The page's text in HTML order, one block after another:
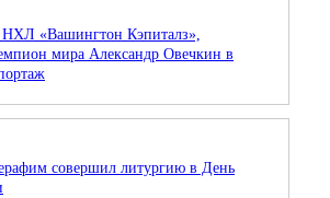
НХЛ «Вашингтон Кэпиталз»,
мира Александр Овечкин в
совершил литургию в День